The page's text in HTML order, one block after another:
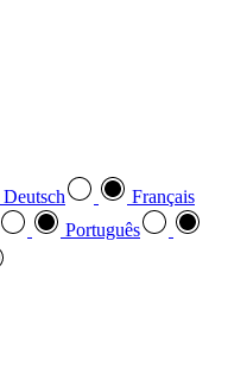
Deutsch
Français
Português